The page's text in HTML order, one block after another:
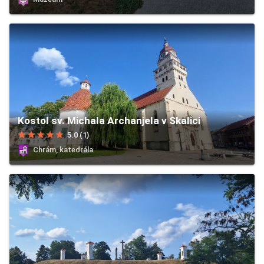
Kostol sv. Michala Archanjela v Skalici
starstarstarstarstar 5.0 (1)
Chrám, katedrála